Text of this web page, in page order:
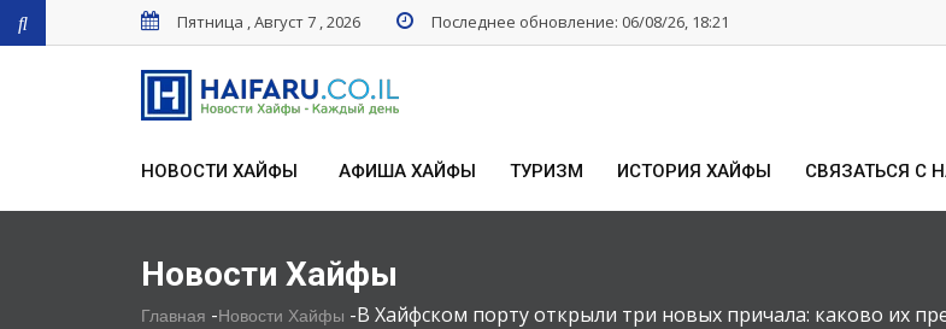
Пятница , Август 7 , 2026 Последнее обновление: 06/08/26, 18:21
НОВОСТИ ХАЙФЫ АФИША ХАЙФЫ ТУРИЗМ ИСТОРИЯ ХАЙФЫ СВЯЗАТЬСЯ С
Новости Хайфы
Главная -Новости Хайфы -В Хайфском порту открыли три новых причала: каково их